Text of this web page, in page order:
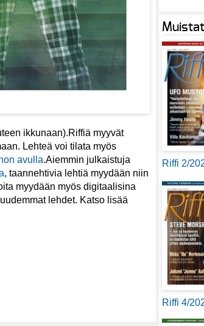
ikkunaan).Riffiä myyvät
Lehteä voi tilata myös
avulla.Aiemmin julkaistuja
, taannehtivia lehtiä myydään niin
myydään myös digitaalisina
lehdet. Katso lisää
Riffi 2/
Riffi 4/